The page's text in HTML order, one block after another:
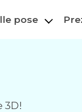
pose
3D!